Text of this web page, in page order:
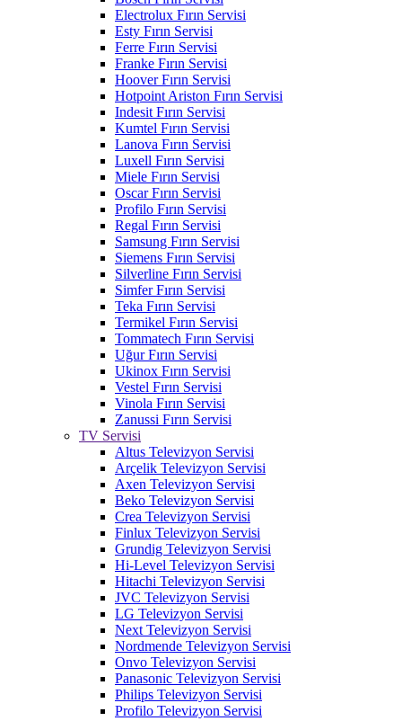
Electrolux Fırın Servisi
Esty Fırın Servisi
Ferre Fırın Servisi
Franke Fırın Servisi
Hoover Fırın Servisi
Hotpoint Ariston Fırın Servisi
Indesit Fırın Servisi
Kumtel Fırın Servisi
Lanova Fırın Servisi
Luxell Fırın Servisi
Miele Fırın Servisi
Oscar Fırın Servisi
Profilo Fırın Servisi
Regal Fırın Servisi
Samsung Fırın Servisi
Siemens Fırın Servisi
Silverline Fırın Servisi
Simfer Fırın Servisi
Teka Fırın Servisi
Termikel Fırın Servisi
Tommatech Fırın Servisi
Uğur Fırın Servisi
Ukinox Fırın Servisi
Vestel Fırın Servisi
Vinola Fırın Servisi
Zanussi Fırın Servisi
TV Servisi
Altus Televizyon Servisi
Arçelik Televizyon Servisi
Axen Televizyon Servisi
Beko Televizyon Servisi
Crea Televizyon Servisi
Finlux Televizyon Servisi
Grundig Televizyon Servisi
Hi-Level Televizyon Servisi
Hitachi Televizyon Servisi
JVC Televizyon Servisi
LG Televizyon Servisi
Next Televizyon Servisi
Nordmende Televizyon Servisi
Onvo Televizyon Servisi
Panasonic Televizyon Servisi
Philips Televizyon Servisi
Profilo Televizyon Servisi